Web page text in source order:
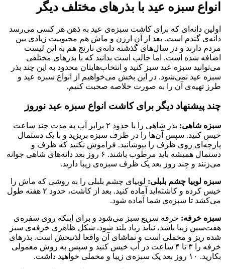
انواع سبزه عید با بذرهای مختلف دیگر
اولین دانه‌ای که برای کاشت سبزه‌ی عید به ذهن هر کسی می‌رسد
دانه‌‌ی گندم است. بعد از آن ارزن و ماش هم محبوبیت زیادی بین
مردم دارند و در سال‌های گذشته دانه‌ی نارنج هم به این لیست
اضافه شده است. اما جالب است بدانید که با بذرهای مختلفی
می‌توانید سبزه‌ عید سبز کنید و انتخاب‌هایتان محدود به این چند بذر
سبزه عید نمی‌شود. در این بخش می‌خواهیم از انواع سبزه عید و
طرز تهیه‌ی آن را به صورت خلاصه صحبت کنیم.
چند پیشنهاد دیگر برای کاشت انواع سبزه عید نوروز
سبزه شاهی:
بذر شاهی را با حدود ۲ برابر آب به مدت چند ساعت
خیس کنید. سپس آن‌ها را در ظرف سبزه بریزید و با یک دستمال
پارچه‌ای روی ظرف را بپوشانید. فراموش نکنید که ظرف و
دستمال همیشه باید مرطوب باشند. ۶ روز بعد دانه‌های شاهی جوانه
می‌زنند و چند روز بعد یک ظرف سبزه‌ی زیبا دارید.
سبزه لوبیا چشم بلبلی: لوبیای چشم بلبلی را به روشی که ماش را
خیس کرده و کاشته‌اید آماده کنید. بعد از کاشت، حدود ۲ هفته طول
می‌کشد تا سبزه‌ی شما آماده شود.
سبزه خرفه: خرفه سریع سبز می‌شود و برای اینکه روی سفره‌ی
هفت‌سین زیبا باشد، نباید زیاد بلند شود. شکل ظاهری خرفه‌ی سبز
شده ریز و مخملی است و تماشای آن واقعا لذتبخش است. بذرهای
خرفه را ۳ تا ۴ ساعت در آب خیس کنید و سپس به روش معمولی
بکارید. ۱۰ روز بعد یک سبزه‌ی زیبا و مخملی خواهید داشت.